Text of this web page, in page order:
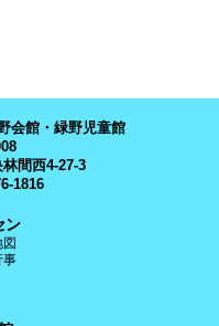
会館・緑野児童館
間西4-27-3
1816
ン
図
事